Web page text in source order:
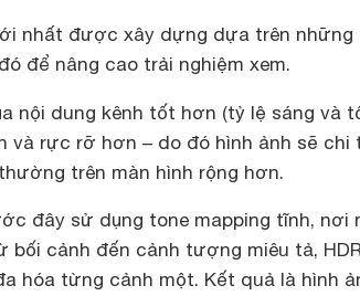
nhất được xây dựng dựa trên những
để nâng cao trải nghiệm xem.
nội dung kênh tốt hơn (tỷ lệ sáng và
và rực rỡ hơn – do đó hình ảnh sẽ chi
trên màn hình rộng hơn.
đây sử dụng tone mapping tĩnh, nơi
cảnh đến cảnh tượng miêu tả,
hóa từng cảnh một. Kết quả là hình